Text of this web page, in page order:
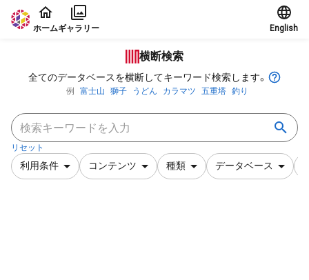
本文に飛ぶ
ホームギャラリー English
横断検索
全てのデータベースを横断してキーワード検索します。
例 富士山 獅子 うどん カラマツ 五重塔 釣り
リセット
利用条件 コンテンツ 種類 データベース